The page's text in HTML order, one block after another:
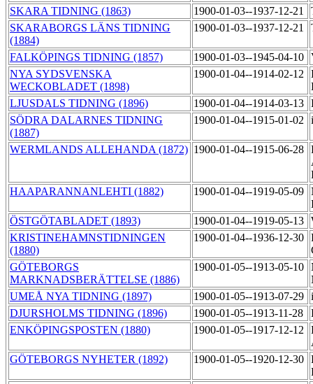
SKARA TIDNING (1863)
1900-01-03--1937-12-21
SKARABORGS LÄNS TIDNING
(1884)
1900-01-03--1937-12-21
FALKÖPINGS TIDNING (1857) 1900-01-03--1945-04-10
NYA SYDSVENSKA
WECKOBLADET (1898)
1900-01-04--1914-02-12
LJUSDALS TIDNING (1896)
1900-01-04--1914-03-13
SÖDRA DALARNES TIDNING
(1887)
1900-01-04--1915-01-02
WERMLANDS ALLEHANDA (1872) 1900-01-04--1915-06-28
HAAPARANNANLEHTI (1882)
1900-01-04--1919-05-09
ÖSTGÖTABLADET (1893)
1900-01-04--1919-05-13
KRISTINEHAMNSTIDNINGEN
(1880)
1900-01-04--1936-12-30
GÖTEBORGS
MARKNADSBERÄTTELSE (1886)
1900-01-05--1913-05-10
UMEÅ NYA TIDNING (1897)
1900-01-05--1913-07-29
DJURSHOLMS TIDNING (1896)
1900-01-05--1913-11-28
ENKÖPINGSPOSTEN (1880)
1900-01-05--1917-12-12
GÖTEBORGS NYHETER (1892)
1900-01-05--1920-12-30